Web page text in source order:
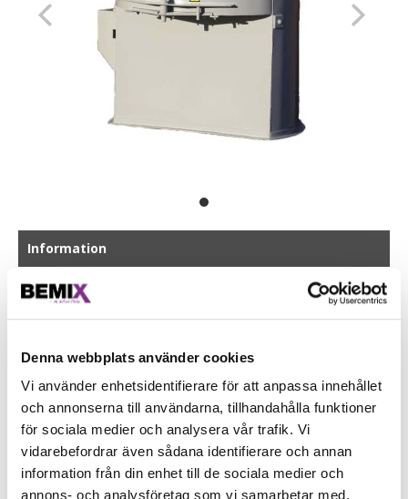
Denna webbplats använder cookies
Vi använder enhetsidentifierare för att anpassa innehållet
och annonserna till användarna, tillhandahålla funktioner
för sociala medier och analysera vår trafik. Vi
vidarebefordrar även sådana identifierare och annan
information från din enhet till de sociala medier och
annons- och analysföretag som vi samarbetar med.
Information
Rojo 130 är konstruerad för blandning av bruk, betong,
konstgödsel m.m. Den robusta konstruktionen och karets
utbytbara slitplåtar, i såväl botten som sidor, ger blandaren en
LADDA NER DOKUMENT
Produktbeskrivning